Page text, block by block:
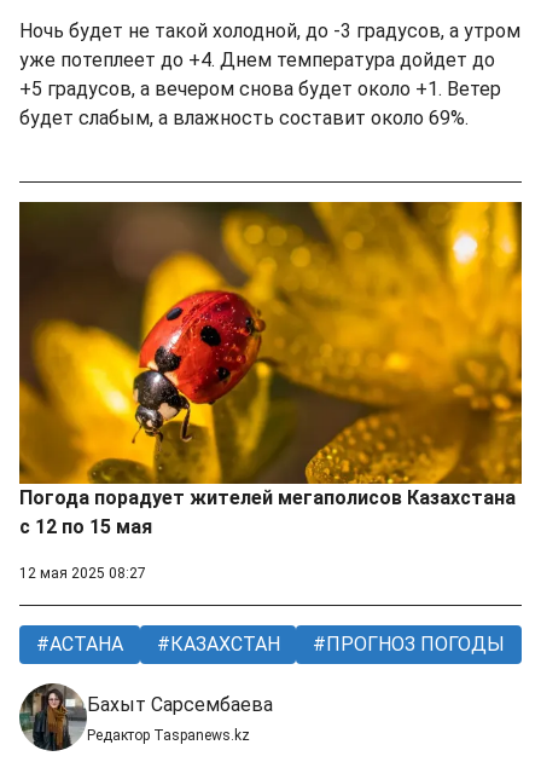
Ночь будет не такой холодной, до -3 градусов, а утром
уже потеплеет до +4. Днем температура дойдет до
+5 градусов, а вечером снова будет около +1. Ветер
будет слабым, а влажность составит около 69%.
Погода порадует жителей мегаполисов Казахстана
с 12 по 15 мая
12 мая 2025 08:27
АСТАНА КАЗАХСТАН ПРОГНОЗ ПОГОДЫ
Бахыт Сарсембаева
Редактор Taspanews.kz